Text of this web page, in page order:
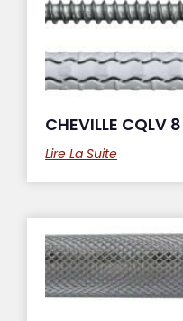
CHEVILLE CQLV
Lire La Suite